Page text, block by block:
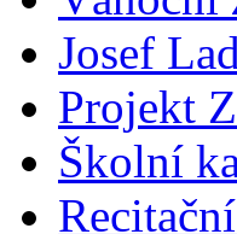
Josef
Projekt
Školní